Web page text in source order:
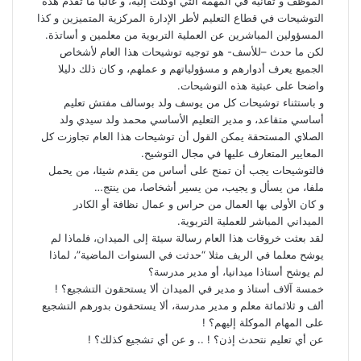
التوشيحات في قطاع التعليم لأطر الإدارة المركزية المتميزين و كذا
المسؤولين المباشرين عن العملية التربوية من معلمين و أساتذة.
لكن ما حدث –للأسف- هو توجيه توشيحات هذا العام لأشخاص
الجميع يعرف أدوارهم و مسؤولياتهم و عملهم، و كان ذلك دليلا
واضحا على عبثية هذه التوشيحات.
و باستثناء توشيحات كل من يوسف ولد بوسالف مفتش تعليم
أساسي متقاعد، و مدير التعليم الأساسي محمد ولد سيدي ولد
الصلاي المستحقة يمكن القول أن توشيحات هذا العام تجاوزت كل
المعايير المتعارف عليها في مجال التوشيح.
فالتوشيحات يجب أن تمنح على أساس من يقدم شيئا، من يحمل
ملفا، من يسأل و يجيب، من يسير أشخاصا، من ينتج…
و كان الأولى بها العمال من حراس و عمال نظافة أو الكادر
الميداني المباشر للعملية التربوية.
لقد بعثت خروقات هذا العام رسالة سيئة إلى الميدان، فلماذا لم
يوشح معلما في الريف مثلا “حدثت في السنوات الماضية”، لماذا
لم يوشح أستاذا ميدانيا، أو مدير مدرسة؟
خمسة آلاف أستاذ و مدير في الميدان ألا يستحقون التشجيع؟ !
ألف و ثلاثمائة معلم و مدير مدرسة، ألا يستحقون بدورهم التشجيع
على المهام الموكلة إليهم؟ !
عن أي تعليم نتحدث إذن؟ ! .. و عن أي تشجيع كذلك؟ !